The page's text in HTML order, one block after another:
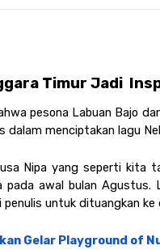
Timur Jadi
pesona Labuan Bajo
dalam menciptakan lagu
Nipa yang seperti kita
awal bulan Agustus.
untuk dituangkan ke
Gelar Playground of